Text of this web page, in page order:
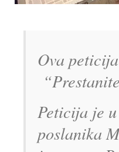
Ova
Peticija je
poslanika